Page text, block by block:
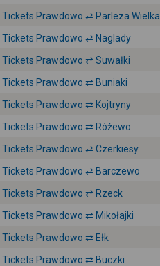
Tickets Prawdowo ⇄ Parleza Wielka
Tickets Prawdowo ⇄ Naglady
Tickets Prawdowo ⇄ Suwałki
Tickets Prawdowo ⇄ Buniaki
Tickets Prawdowo ⇄ Kojtryny
Tickets Prawdowo ⇄ Różewo
Tickets Prawdowo ⇄ Czerkiesy
Tickets Prawdowo ⇄ Barczewo
Tickets Prawdowo ⇄ Rzeck
Tickets Prawdowo ⇄ Mikołajki
Tickets Prawdowo ⇄ Ełk
Tickets Prawdowo ⇄ Buczki